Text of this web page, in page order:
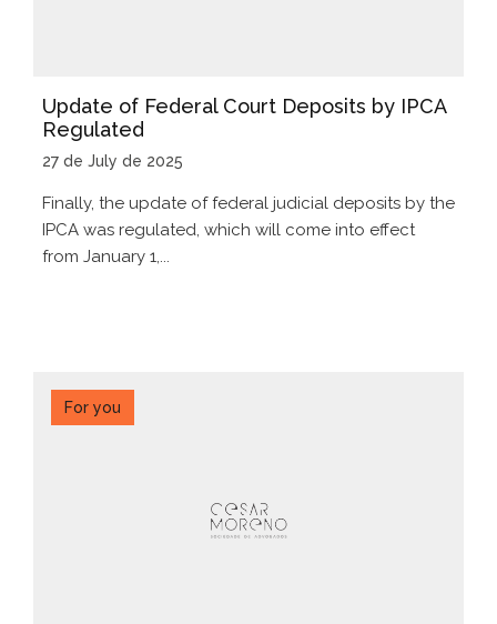
Update of Federal Court Deposits by IPCA
Regulated
27 de July de 2025
Finally, the update of federal judicial deposits by the
IPCA was regulated, which will come into effect
from January 1,...
For you